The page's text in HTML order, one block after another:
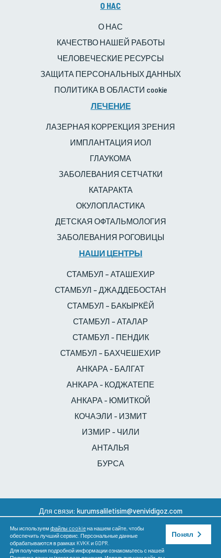
O HAC
О НАС
КАЧЕСТВО НАШЕЙ РАБОТЫ
ЧЕЛОВЕЧЕСКИЕ РЕСУРСЫ
ЗАЩИТА ПЕРСОНАЛЬНЫХ ДАННЫХ
ПОЛИТИКА В ОБЛАСТИ cookie
ЛЕЧЕНИЕ
ЛАЗЕРНАЯ КОРРЕКЦИЯ ЗРЕНИЯ
ИМПЛАНТАЦИЯ ИОЛ
ГЛАУКОМА
ЗАБОЛЕВАНИЯ СЕТЧАТКИ
КАТАРАКТА
ОКУЛОПЛАСТИКА
ДЕТСКАЯ ОФТАЛЬМОЛОГИЯ
ЗАБОЛЕВАНИЯ РОГОВИЦЫ
НАШИ ЦЕНТРЫ
СТАМБУЛ – АТАШЕХИР
СТАМБУЛ – ДЖАДДЕБОСТАН
СТАМБУЛ – БАКЫРКЁЙ
СТАМБУЛ – АТАЛАР
СТАМБУЛ - ПЕНДИК
СТАМБУЛ – БАХЧЕШЕХИР
АНКАРА - БАЛГАТ
АНКАРА - КОДЖАТЕПЕ
АНКАРА - ЮМИТКОЙ
КОЧАЭЛИ - ИЗМИТ
ИЗМИР - ЧИЛИ
АНТАЛЬЯ
БУРСА
защищены.
Для связи: kurumsaliletisim@venividigoz.com
Мы используем файлы cookieна нашем сайте, чтобы
обеспечить лучший сервис. Персональные данные
обрабатываются в рамках KVKK и GDPR.
Для получения подробной информации ознакомьтесь с нашей
Понял